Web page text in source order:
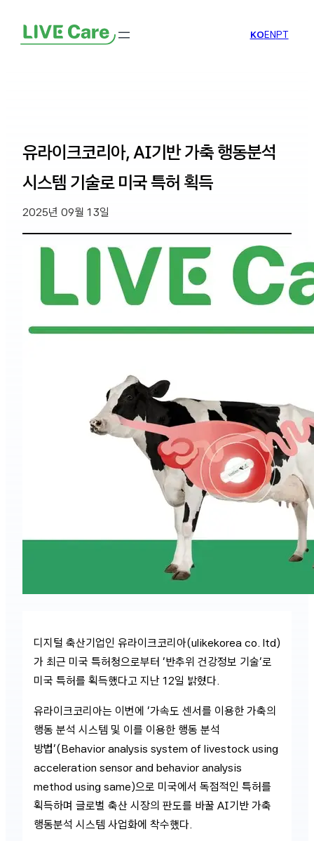
KOENPT
유라이크코리아, AI기반 가축 행동분석
시스템 기술로 미국 특허 획득
2025년 09월 13일
디지털 축산기업인 유라이크코리아(ulikekorea co. ltd)
가 최근 미국 특허청으로부터 ‘반추위 건강정보 기술’로
미국 특허를 획득했다고 지난 12일 밝혔다.
유라이크코리아는 이번에 ‘가속도 센서를 이용한 가축의
행동 분석 시스템 및 이를 이용한 행동 분석
방법’(Behavior analysis system of livestock using
acceleration sensor and behavior analysis
method using same)으로 미국에서 독점적인 특허를
획득하며 글로벌 축산 시장의 판도를 바꿀 AI기반 가축
행동분석 시스템 사업화에 착수했다.